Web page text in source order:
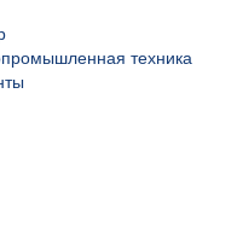
техника